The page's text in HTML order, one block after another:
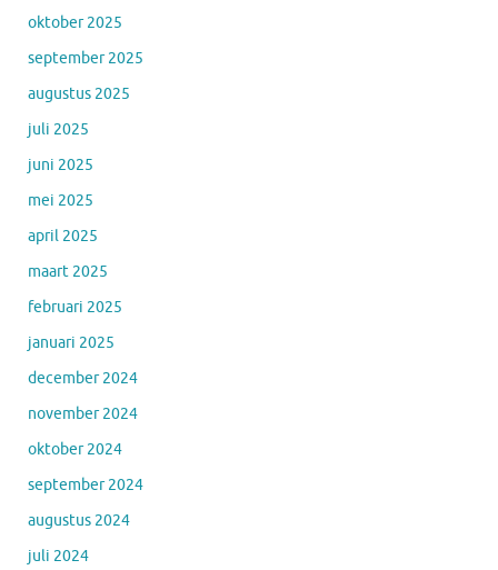
oktober 2025
september 2025
augustus 2025
juli 2025
juni 2025
mei 2025
april 2025
maart 2025
februari 2025
januari 2025
december 2024
november 2024
oktober 2024
september 2024
augustus 2024
juli 2024